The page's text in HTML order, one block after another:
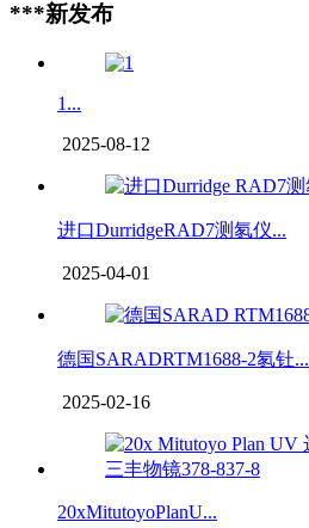
***新发布
1...
2025-08-12
进口DurridgeRAD7测氡仪...
2025-04-01
德国SARADRTM1688-2氡钍...
2025-02-16
20xMitutoyoPlanU...